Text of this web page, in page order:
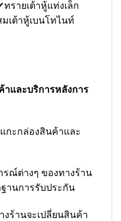
รายเต้าหู้แท่งเล็ก
เต้าหู้เบนโทไนท์
และบริการหลังการ
กะกล่องสินค้าและ
รณ์ต่างๆ ของทางร้าน
านการรับประกัน
ร้านจะเปลี่ยนสินค้า